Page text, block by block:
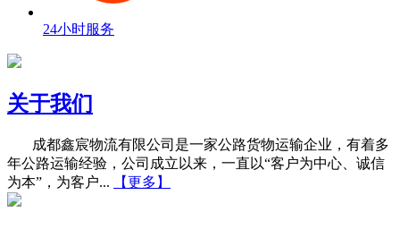
24小时服务
关于我们
成都鑫宸物流有限公司是一家公路货物运输企业，有着多
年公路运输经验，公司成立以来，一直以“客户为中心、诚信
为本”，为客户...
【更多】